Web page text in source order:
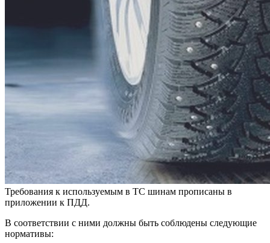
Требования к используемым в ТС шинам прописаны в
приложении к ПДД.
В соответствии с ними должны быть соблюдены следующие
нормативы: